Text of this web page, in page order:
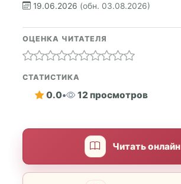
19.06.2026 (обн. 03.08.2026)
ОЦЕНКА ЧИТАТЕЛЯ
СТАТИСТИКА
0.0• 12 просмотров
Читать онлайн